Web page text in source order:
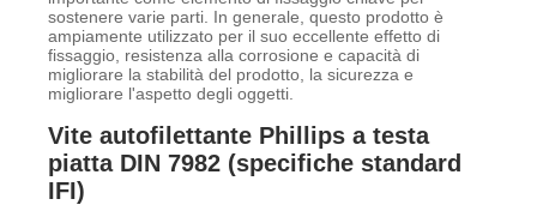
sostenere varie parti. In generale, questo prodotto è
ampiamente utilizzato per il suo eccellente effetto di
fissaggio, resistenza alla corrosione e capacità di
migliorare la stabilità del prodotto, la sicurezza e
migliorare l'aspetto degli oggetti.
Vite autofilettante Phillips a testa
piatta DIN 7982 (specifiche standard
IFI)